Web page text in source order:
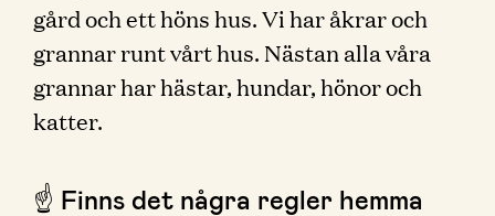
gård och ett höns hus. Vi har åkrar och
grannar runt vårt hus. Nästan alla våra
grannar har hästar, hundar, hönor och
katter.
☝️ Finns det några regler hemma